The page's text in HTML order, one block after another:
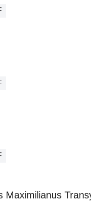
Maximilianus